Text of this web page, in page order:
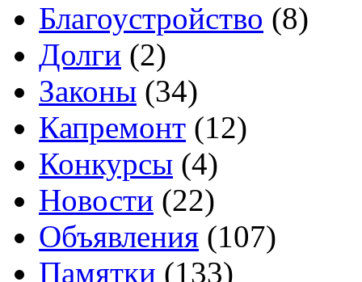
Благоустройство (8)
Долги (2)
Законы (34)
Капремонт (12)
Конкурсы (4)
Новости (22)
Объявления (107)
Памятки (133)